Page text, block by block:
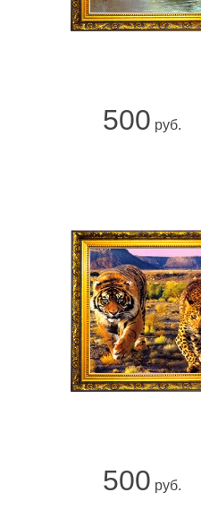
500 руб.
500 руб.